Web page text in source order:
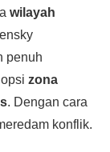
wilayah
penuh
zona
. Dengan cara
konflik.